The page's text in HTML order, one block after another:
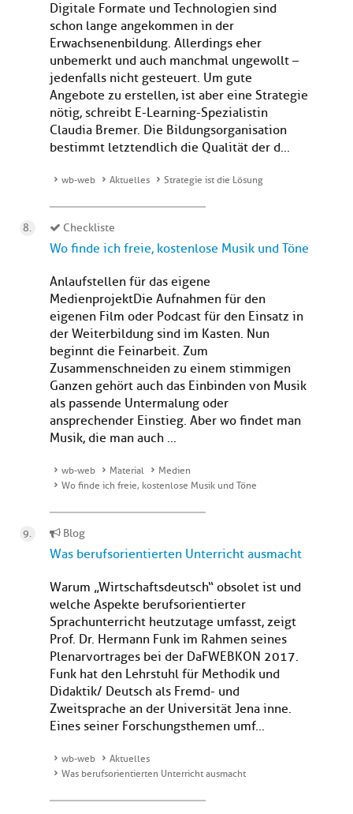
Digitale Formate und Technologien sind
schon lange angekommen in der
Erwachsenenbildung. Allerdings eher
unbemerkt und auch manchmal ungewollt –
jedenfalls nicht gesteuert. Um gute
Angebote zu erstellen, ist aber eine Strategie
nötig, schreibt E-Learning-Spezialistin
Claudia Bremer. Die Bildungsorganisation
bestimmt letztendlich die Qualität der d...
wb-web Aktuelles Strategie ist die Lösung
Checkliste
Wo finde ich freie, kostenlose Musik und Töne
Anlaufstellen für das eigene
Medienprojekt Die Aufnahmen für den
eigenen Film oder Podcast für den Einsatz in
der Weiterbildung sind im Kasten. Nun
beginnt die Feinarbeit. Zum
Zusammenschneiden zu einem stimmigen
Ganzen gehört auch das Einbinden von Musik
als passende Untermalung oder
ansprechender Einstieg. Aber wo findet man
Musik, die man auch ...
wb-web Material
Medien
Wo finde ich freie, kostenlose Musik und Töne
Blog
Was berufsorientierten Unterricht ausmacht
Warum „Wirtschaftsdeutsch“ obsolet ist und
welche Aspekte berufsorientierter
Sprachunterricht heutzutage umfasst, zeigt
Prof. Dr. Hermann Funk im Rahmen seines
Plenarvortrages bei der DaFWEBKON 2017.
Funk hat den Lehrstuhl für Methodik und
Didaktik/ Deutsch als Fremd- und
Zweitsprache an der Universität Jena inne.
Eines seiner Forschungsthemen umf...
wb-web
Aktuelles
Was berufsorientierten Unterricht ausmacht